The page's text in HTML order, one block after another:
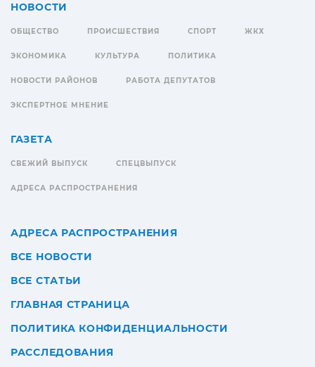
НОВОСТИ
ОБЩЕСТВО ПРОИСШЕСТВИЯ СПОРТ ЖКХ
ЭКОНОМИКА КУЛЬТУРА ПОЛИТИКА
НОВОСТИ РАЙОНОВ РАБОТА ДЕПУТАТОВ
ЭКСПЕРТНОЕ МНЕНИЕ
ГАЗЕТА
СВЕЖИЙ ВЫПУСК СПЕЦВЫПУСК
АДРЕСА РАСПРОСТРАНЕНИЯ
АДРЕСА РАСПРОСТРАНЕНИЯ
ВСЕ НОВОСТИ
ВСЕ СТАТЬИ
ГЛАВНАЯ СТРАНИЦА
ПОЛИТИКА КОНФИДЕНЦИАЛЬНОСТИ
РАССЛЕДОВАНИЯ